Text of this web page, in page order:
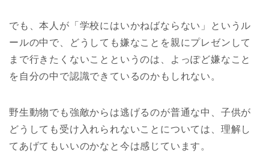
でも、本人が「学校にはいかねばならない」というル
ールの中で、どうしても嫌なことを親にプレゼンして
まで行きたくないことというのは、よっぽど嫌なこと
を自分の中で認識できているのかもしれない。
野生動物でも強敵からは逃げるのが普通な中、子供が
どうしても受け入れられないことについては、理解し
てあげてもいいのかなと今は感じています。